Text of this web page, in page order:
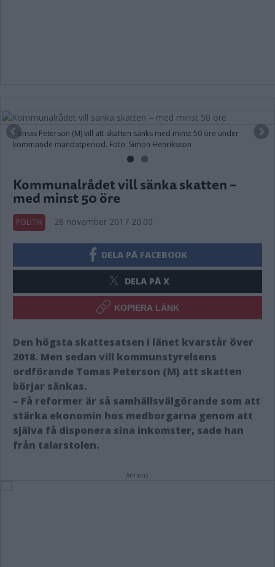
Tomas Peterson (M) vill att skatten sänks med minst 50 öre under
kommande mandatperiod. Foto: Simon Henriksson
Kommunalrådet vill sänka skatten –
med minst 50 öre
POLITIK 28 november 2017 20.00
DELA PÅ FACEBOOK
DELA PÅ X
KOPIERA LÄNK
Den högsta skattesatsen i länet kvarstår över
2018. Men sedan vill kommunstyrelsens
ordförande Tomas Peterson (M) att skatten
börjar sänkas.
– Få reformer är så samhällsvälgörande som att
stärka ekonomin hos medborgarna genom att
själva få disponera sina inkomster, sade han
från talarstolen.
Annons: